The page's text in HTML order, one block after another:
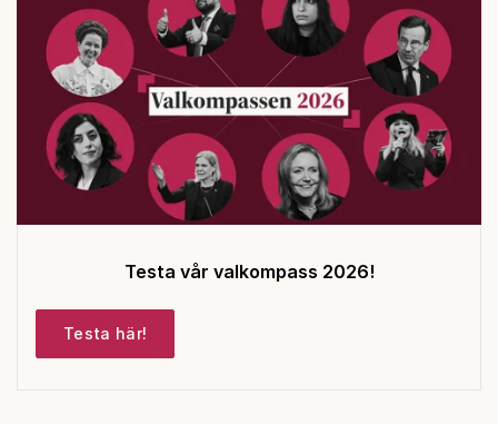
Testa vår valkompass 2026!
Testa här!